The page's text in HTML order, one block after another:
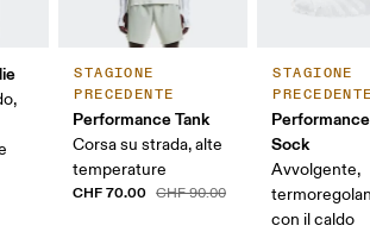
STAGIONE
PRECEDENTE
Performance Tank
Corsa su strada, alte
temperature
CHF 70.00 CHF 90.00
STAGIONE
Sock
Avvolgente,
con il caldo